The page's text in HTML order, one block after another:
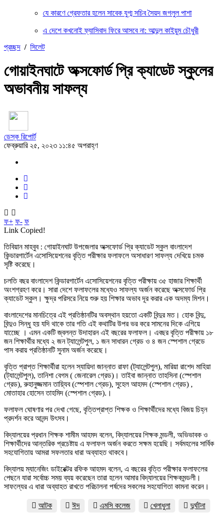
যে কারণে গ্রেফতার হলেন সাবেক যুগ্ম সচিব সৈয়দ জগলুল পাশা
এ দেশে কখনোই ফ্যাসিবাদ ফিরে আসবে না: আব্দুল কাইয়ুম চৌধুরী
প্রচ্ছদ / সিলেট
গোয়াইনঘাটে অক্সফোর্ড প্রি ক্যাডেট স্কুলের
অভাবনীয় সাফল্য
ডেস্ক রিপোর্ট
ফেব্রুয়ারি ২৫, ২০২৩ ১১:৪৫ অপরাহ্ণ
ফ+ ফ- ফ
Link Copied!
তিবিয়ান মাহবুব : গোয়াইনঘাট উপজেলার অক্সফোর্ড প্রি ক্যাডেট স্কুল বাংলাদেশ
কিন্ডারগার্টেন এসোসিয়েশনের বৃত্তি পরীক্ষার ফলাফলে অসাধারণ সাফল্য দেখিয়ে চমক
সৃষ্টি করেছে।
চলতি বছর বাংলাদেশ কিন্ডারগার্টেন এসোসিয়েশনের বৃত্তি পরীক্ষায় ৩৫ হাজার শিক্ষার্থী
অংশগ্রহণ করে। সারা দেশে ফলাফলের মধ্যেও সাফল্য অর্জন করেছে অক্সফোর্ড প্রি
ক্যাডেট স্কুল। ক্ষুদ্র পরিসরে নিয়ে শুরু হয় শিক্ষার অভাব দূর করার এক অদম্য মিশন।
বাংলাদেশের মানচিত্রে এই প্রতিষ্ঠানটির অবস্থান হয়তো একটি বিন্দুর মত। হোক বিন্দু,
বিন্দুও সিন্ধু হয় যদি থাকে তার গতি এই কথাটির উপর ভর করে সামনের দিকে এগিয়ে
যাচ্ছেে । এমন একটি জ্বলন্ত উদাহারন এই বছরের ফলাফল। এবছর বৃত্তি পরীক্ষায় ১৮
জন শিক্ষার্থীর মধ্যে ২ জন ট্যালেন্টপুল, ১ জন সাধারন গ্রেড ও ৪ জন স্পেশাল গ্রেডে
পাস করায় প্রতিষ্ঠানটি সুনাম অর্জন করেছে।
বৃত্তি প্রাপ্ত শিক্ষার্থীরা হলেন স্যায়িদা জান্নাত রাফা (ট্যালেন্টপুল), মারিয়া রাশেদ মাহিয়া
(ট্যালেন্টপুল), তানিশা বেগম ( জেনারেল গ্রেড)। তাইবা জান্নাত তাহসিনা (স্পেশাল
গ্রেড), রুহানুজ্জমান তায়্যিব (স্পেশাল গ্রেড), সুহেল আহমদ (স্পেশাল গ্রেড) ,
মোতাহার হোসেন তাহমিদ (স্পেশাল গ্রেড).।
ফলাফল ঘোষণার পর দেখা গেছে, বৃত্তিপ্রাপ্ত শিক্ষক ও শিক্ষার্থীদের মধ্যে বিজয় চিহ্ন
প্রদর্শন করে আনন্দ উৎসব।
বিদ্যালয়ের প্রধান শিক্ষক শামীম আহমদ বলেন, বিদ্যালয়ের শিক্ষক মন্ডলী, অভিভাবক ও
শিক্ষার্থীদের আন্তরিক প্রচেষ্টায় এ ফলাফল অর্জন করতে সক্ষম হয়েছি। সর্বমহলের সার্বিক
সহযোগিতায় আমরা সফলতার ধারা অব্যাহত থাকবে।
বিদ্যালয় ম্যানেজিং ডাইরেক্টর রফিক আহমদ বলেন, এ বছরের বৃত্তি পরীক্ষার ফলাফলের
পেছনে যারা সর্বোচ্চ সময় ব্যয় করেছেন তারা হলেন আমার বিদ্যালয়ের শিক্ষকমন্ডলী।
সাফল্যের এ ধারা অব্যাহত রাখতে পরিচালনা পর্ষদের সকলের সহযোগিতা কামনা করেন।
আটক ঈদ এমসি কলেজ খেলাধুলা
দুর্ঘটনা